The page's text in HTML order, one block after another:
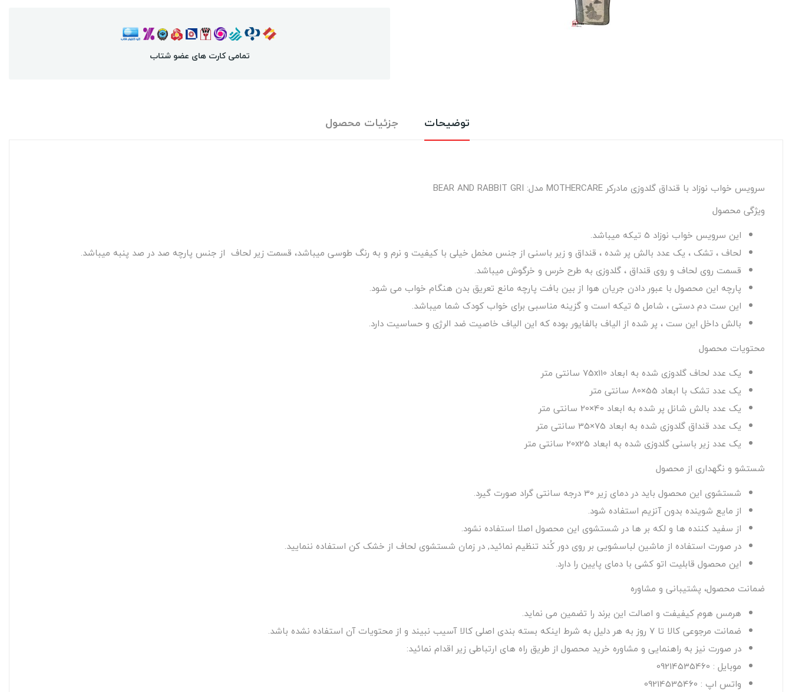
تمامی کارت های عضو شتاب
توضیحات جزئیات محصول
سرویس خواب نوزاد با قنداق گلدوزی مادرکر MOTHERCARE مدل: BEAR AND RABBIT GRI
ویژگی محصول
این سرویس خواب نوزاد 5 تیکه میباشد.
لحاف ، تشک ، یک عدد بالش پر شده ، قنداق و زیر باسنی از جنس مخمل خیلی با کیفیت و نرم و به رنگ طوسی میباشد، قسمت زیر لحاف از جنس پارچه صد در صد پنبه میباشد.
قسمت روی لحاف و روی قنداق ، گلدوزی به طرح خرس و خرگوش میباشد.
پارچه این محصول با عبور دادن جریان هوا از بین بافت پارچه مانع تعریق بدن هنگام خواب می شود.
این ست دم دستی ، شامل 5 تیکه است و گزینه مناسبی برای خواب کودک شما میباشد.
بالش داخل این ست ، پر شده از الیاف بالفایور بوده که این الیاف خاصیت ضد الرژی و حساسیت دارد.
محتویات محصول
یک عدد لحاف گلدوزی شده به ابعاد 75x110 سانتی متر
یک عدد تشک با ابعاد 55×80 سانتی متر
یک عدد بالش شانل پر شده به ابعاد 40×20 سانتی متر
یک عدد قنداق گلدوزی شده به ابعاد 75×35 سانتی متر
یک عدد زیر باسنی گلدوزی شده به ابعاد 20x25 سانتی متر
شستشو و نگهداری از محصول
شستشوی این محصول باید در دمای زیر 30 درجه سانتی گراد صورت گیرد.
از مایع شوینده بدون آنزیم استفاده شود.
از سفید کننده ها و لکه بر ها در شستشوی این محصول اصلا استفاده نشود.
در صورت استفاده از ماشین لباسشویی بر روی دور کُند تنظیم نمائید, در زمان شستشوی لحاف از خشک کن استفاده ننمایید.
این محصول قابلیت اتو کشی با دمای پایین را دارد.
ضمانت محصول، پشتیبانی و مشاوره
هرمس هوم کیفیفت و اصالت این برند را تضمین می نماید.
ضمانت مرجوعی کالا تا 7 روز به هر دلیل به شرط اینکه بسته بندی اصلی کالا آسیب نبیند و از محتویات آن استفاده نشده باشد.
در صورت نیز به راهنمایی و مشاوره خرید محصول از طریق راه های ارتباطی زیر اقدام نمائید:
موبایل : 09214535460
واتس اپ : 09214535460